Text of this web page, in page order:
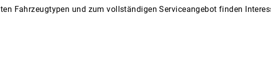
Fahrzeugtypen und zum vollständigen Serviceangebot finden